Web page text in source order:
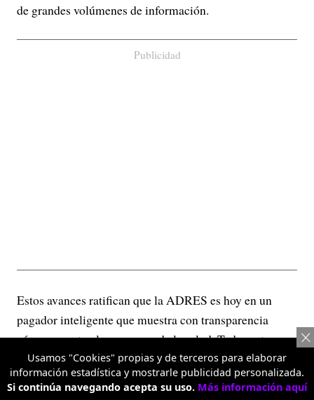
de grandes volúmenes de información.
Publicidad
Estos avances ratifican que la ADRES es hoy en un
pagador inteligente que muestra con transparencia
cómo se gastan los recursos de la salud. Todos estos
informes pueden encontrarse en
www.adres.gov.co/analitica
Usamos "Cookies" propias y de terceros para elaborar
información estadística y mostrarle publicidad personalizada.
Si continúa navegando acepta su uso. Más información aquí